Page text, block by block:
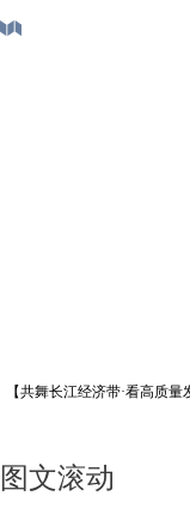
【共舞长江经济带·看高质
图文滚动